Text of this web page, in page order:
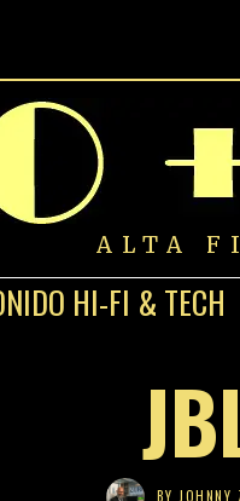
ALTA
HI-FI & TECH
BY JOHNNY